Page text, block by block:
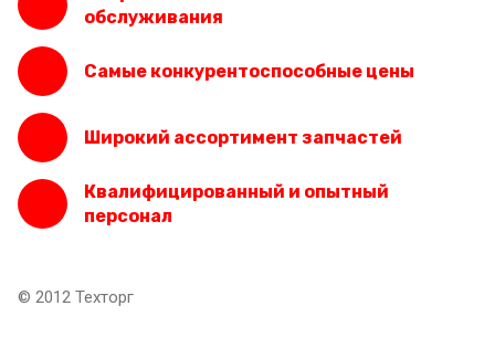
обслуживания
Самые конкурентоспособные цены
Широкий ассортимент запчастей
Квалифицированный и опытный
персонал
© 2012 Техторг